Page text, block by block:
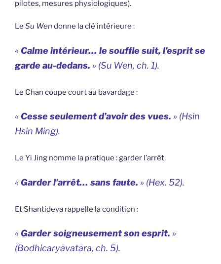
pilotes, mesures physiologiques).
Le Su Wen donne la clé intérieure :
« Calme intérieur… le souffle suit, l’esprit se
garde au-dedans. » (Su Wen, ch. 1).
Le Chan coupe court au bavardage :
« Cesse seulement d’avoir des vues. » (Hsin
Hsin Ming).
Le Yi Jing nomme la pratique : garder l’arrêt.
«Garder l’arrêt… sans faute. » (Hex. 52).
Et Shantideva rappelle la condition :
«Garder soigneusement son esprit. »
(Bodhicaryāvatāra, ch. 5).